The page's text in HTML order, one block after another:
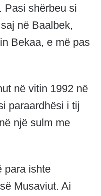
Pasi shërbeu si
në Baalbek,
Bekaa, e më pas
në vitin 1992 në
paraardhësi i tij
një sulm me
para ishte
Musaviut. Ai